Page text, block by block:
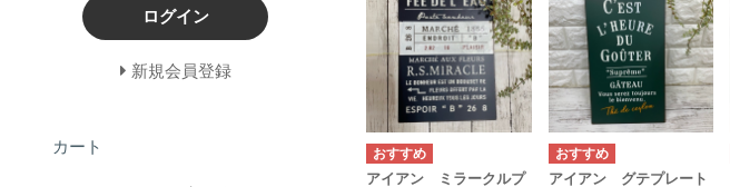
アイアン ミラークルプ
アイアン グテプレート
ログイン
新規会員登録
カート